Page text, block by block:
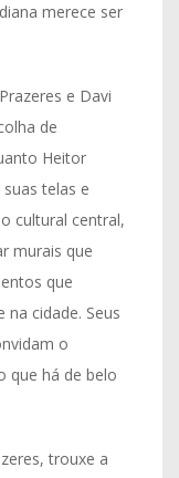
merece ser
e Davi
de
Heitor
telas e
cultural central,
murais que
que
cidade. Seus
o
que há de belo
trouxe a